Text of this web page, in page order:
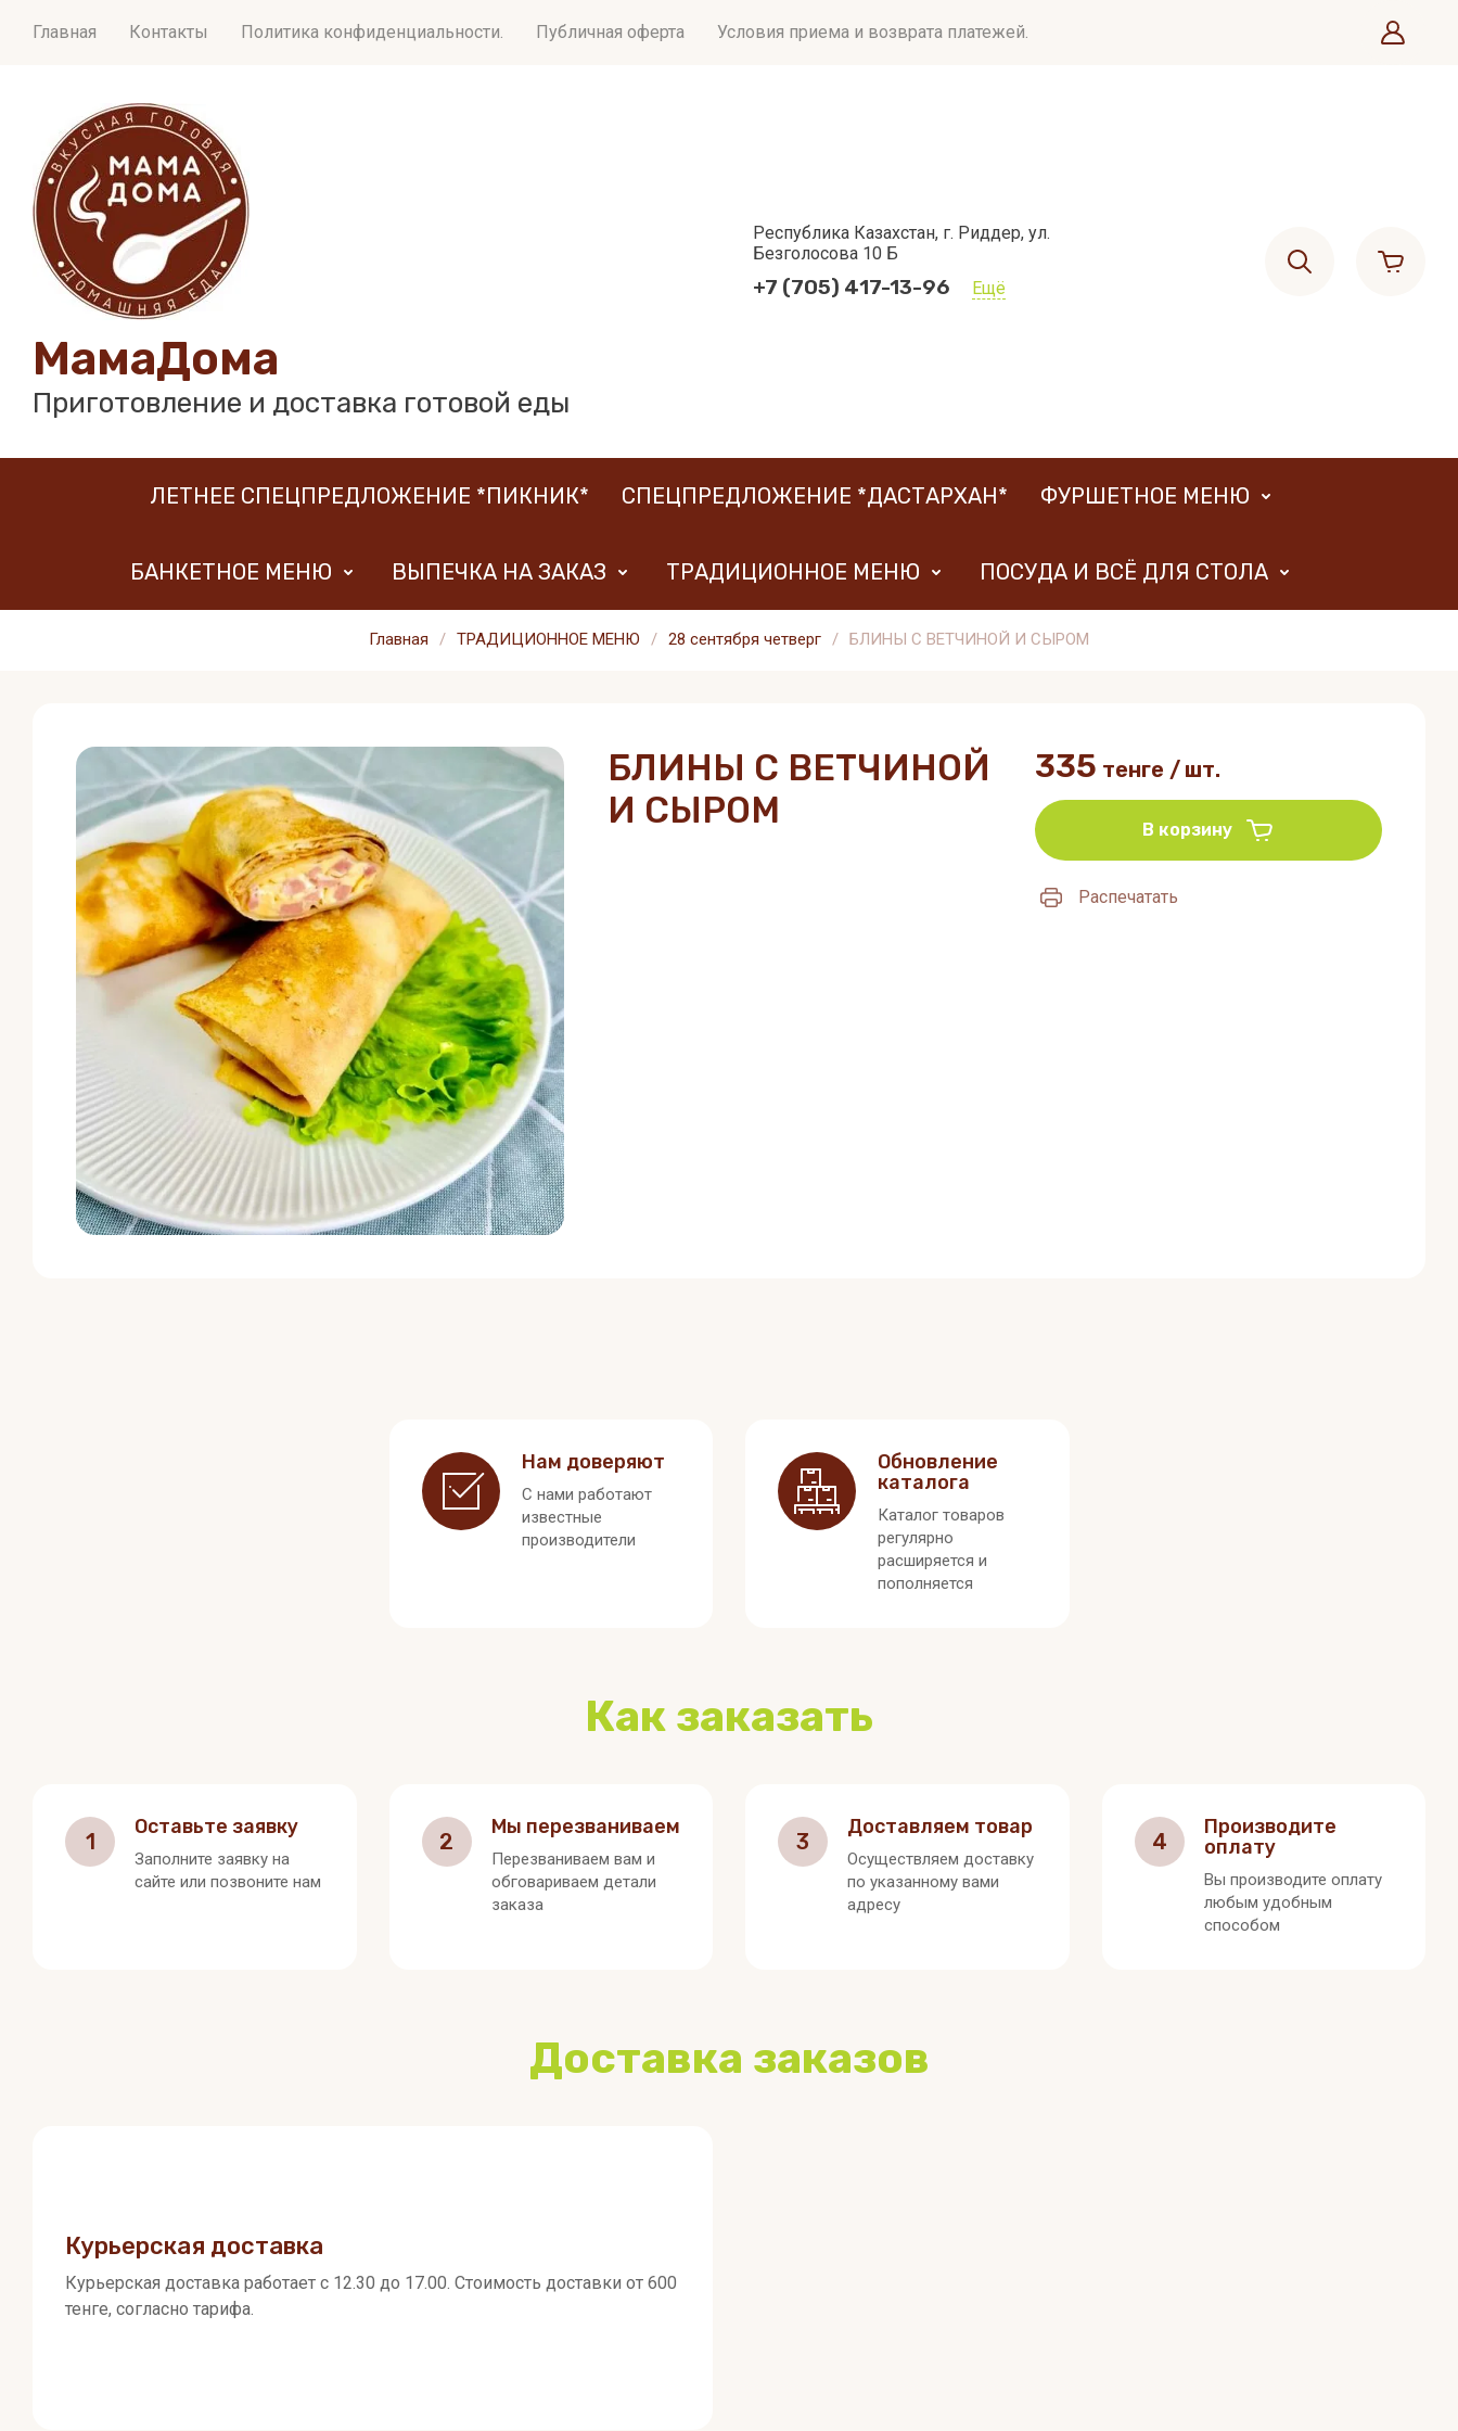
Главная Контакты Политика конфиденциальности. Публичная оферта Условия приема и возврата платежей.
Республика Казахстан, г. Риддер, ул.
Безголосова 10 Б
+7 (705) 417-13-96 Ещё
МамаДома
Приготовление и доставка готовой еды
ЛЕТНЕЕ СПЕЦПРЕДЛОЖЕНИЕ *ПИКНИК* СПЕЦПРЕДЛОЖЕНИЕ *ДАСТАРХАН* ФУРШЕТНОЕ МЕНЮ
БАНКЕТНОЕ МЕНЮ ВЫПЕЧКА НА ЗАКАЗ ТРАДИЦИОННОЕ МЕНЮ ПОСУДА И ВСЁ ДЛЯ СТОЛА
Главная / ТРАДИЦИОННОЕ МЕНЮ / 28 сентября четверг / БЛИНЫ С ВЕТЧИНОЙ И СЫРОМ
БЛИНЫ С ВЕТЧИНОЙ
И СЫРОМ
335 тенге / шт.
В корзину
Распечатать
Нам доверяют
С нами работают
известные
производители
Обновление
каталога
Каталог товаров
регулярно
расширяется и
пополняется
Как заказать
1
Оставьте заявку
Заполните заявку на
сайте или позвоните нам
2
Мы перезваниваем
Перезваниваем вам и
обговариваем детали
заказа
3
Доставляем товар
Осуществляем доставку
по указанному вами
адресу
4
Производите
оплату
Вы производите оплату
любым удобным
способом
Доставка заказов
Курьерская доставка
Курьерская доставка работает с 12.30 до 17.00. Стоимость доставки от 600
тенге, согласно тарифа.